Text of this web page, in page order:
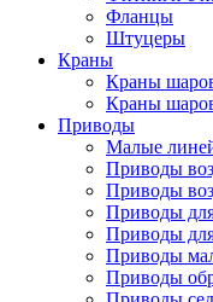
Фланцы
Штуцеры
Краны
Краны
Краны
Приводы
Малые
Приводы
Приводы
Приводы
Приводы
Приводы
Приводы